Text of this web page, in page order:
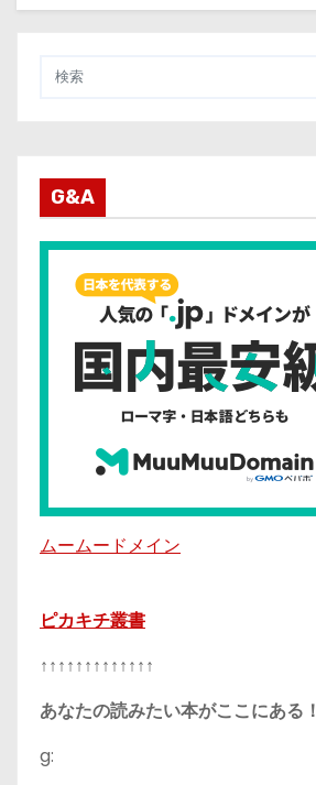
G&A
ムームードメイン
ピカキチ叢書
↑↑↑↑↑↑↑↑↑↑↑↑↑
あなたの読みたい本がここにある！
g: